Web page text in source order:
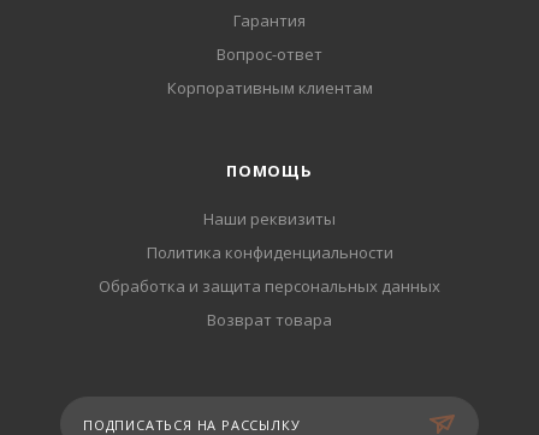
Гарантия
Вопрос-ответ
Корпоративным клиентам
ПОМОЩЬ
Наши реквизиты
Политика конфиденциальности
Обработка и защита персональных данных
Возврат товара
ПОДПИСАТЬСЯ НА РАССЫЛКУ